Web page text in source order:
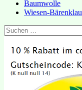
Baumwolle
Wiesen-Bärenklau
Suchen
nach: